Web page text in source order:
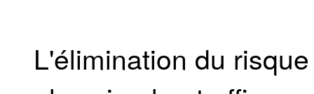
L'élimination du